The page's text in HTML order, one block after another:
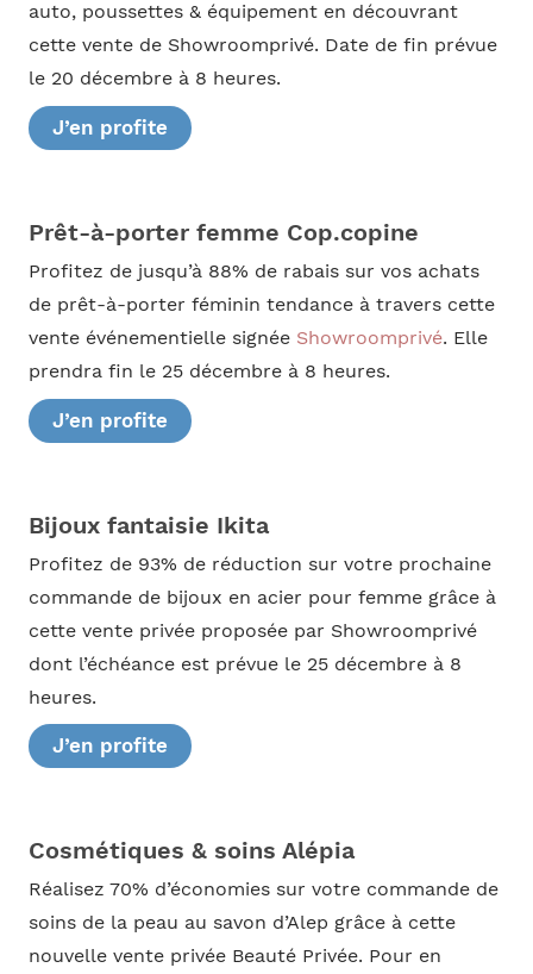
auto, poussettes & équipement en découvrant
cette vente de Showroomprivé. Date de fin prévue
le 20 décembre à 8 heures.
J’en profite
Prêt-à-porter femme Cop.copine
Profitez de jusqu’à 88% de rabais sur vos achats
de prêt-à-porter féminin tendance à travers cette
vente événementielle signée Showroomprivé. Elle
prendra fin le 25 décembre à 8 heures.
J’en profite
Bijoux fantaisie Ikita
Profitez de 93% de réduction sur votre prochaine
commande de bijoux en acier pour femme grâce à
cette vente privée proposée par Showroomprivé
dont l’échéance est prévue le 25 décembre à 8
heures.
J’en profite
Cosmétiques & soins Alépia
Réalisez 70% d’économies sur votre commande de
soins de la peau au savon d’Alep grâce à cette
nouvelle vente privée Beauté Privée. Pour en